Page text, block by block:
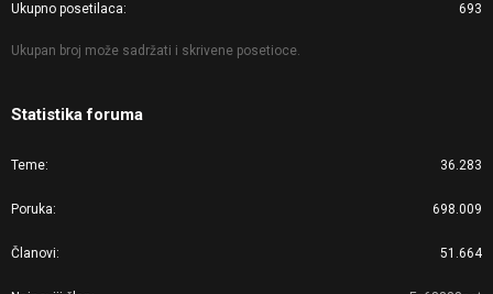
Ukupno posetilaca 693
Ukupan broj može sadržati i skrivene posetioce.
Statistika foruma
Teme 36.283
Poruka 698.009
Članovi 51.664